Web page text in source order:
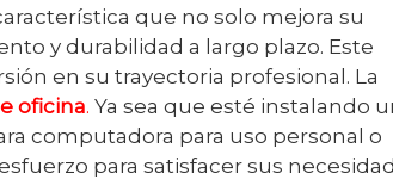
que no solo mejora su
y durabilidad a largo plazo. Este
en su trayectoria profesional. La
oficina. Ya sea que esté instalando
computadora para uso personal o
para satisfacer sus